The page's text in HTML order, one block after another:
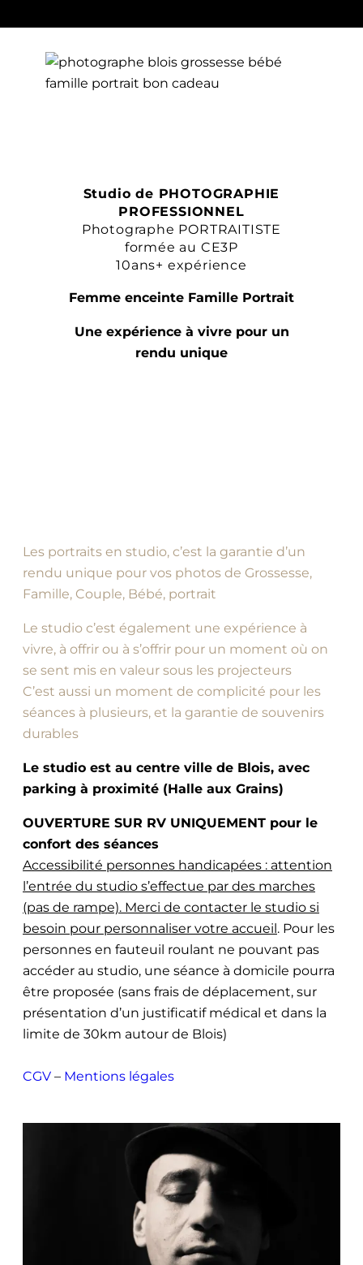
Studio de PHOTOGRAPHIE
PROFESSIONNEL
Photographe PORTRAITISTE
formée au CE3P
10ans+ expérience
Femme enceinte Famille Portrait
Une expérience à vivre pour un
rendu unique
Les portraits en studio, c’est la garantie d’un
rendu unique pour vos photos de Grossesse,
Famille, Couple, Bébé, portrait
Le studio c’est également une expérience à
vivre, à offrir ou à s’offrir pour un moment où on
se sent mis en valeur sous les projecteurs
C’est aussi un moment de complicité pour les
séances à plusieurs, et la garantie de souvenirs
durables
Le studio est au centre ville de Blois, avec
parking à proximité (Halle aux Grains)
OUVERTURE SUR RV UNIQUEMENT pour le
confort des séances
Accessibilité personnes handicapées : attention
l’entrée du studio s’effectue par des marches
(pas de rampe). Merci de contacter le studio si
besoin pour personnaliser votre accueil. Pour les
personnes en fauteuil roulant ne pouvant pas
accéder au studio, une séance à domicile pourra
être proposée (sans frais de déplacement, sur
présentation d’un justificatif médical et dans la
limite de 30km autour de Blois)
CGV – Mentions légales